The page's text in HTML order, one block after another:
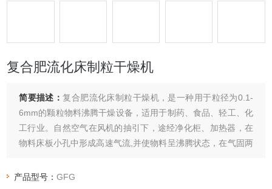
复合肥流化床制粒干燥机
简要描述：复合肥流化床制粒干燥机，是一种用于粒径为0.1-
6mm的颗粒物料沸腾干燥设备，适用于制药、食品、轻工、化
工行业。自然空气在风机的抽引下，途经净化柜、加热器，在
物料床板小孔中形成高速气流,并使物料呈沸腾状态，在气固两
产品型号：GFG